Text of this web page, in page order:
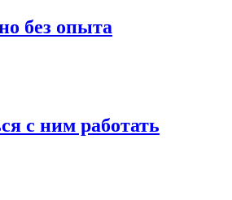
без опыта
с ним работать